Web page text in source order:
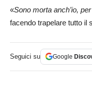
«Sono morta anch’io,
facendo trapelare tutto il
Seguici su Google